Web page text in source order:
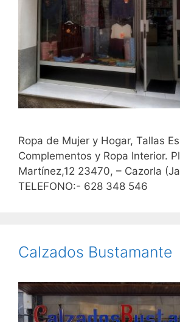
Ropa de Mujer y Hogar, Tallas
Complementos y Ropa Interior.
Martínez,12 23470, – Cazorla
TELEFONO:- 628 348 546
Calzados Bustamante